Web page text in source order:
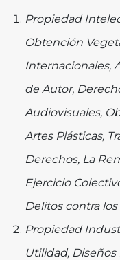
Propiedad
Obtención
Internacionales,
de Autor,
Audiovisuales,
Artes Plásticas,
Derechos, La
Ejercicio
Delitos contra
Propiedad
Utilidad,